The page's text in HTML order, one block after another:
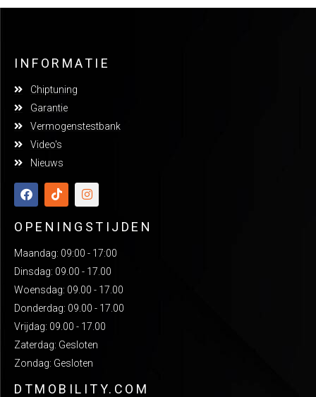
INFORMATIE
Chiptuning
Garantie
Vermogenstestbank
Video's
Nieuws
OPENINGSTIJDEN
Maandag: 09:00 - 17:00
Dinsdag: 09.00 - 17.00
Woensdag: 09.00 - 17.00
Donderdag: 09.00 - 17.00
Vrijdag: 09.00 - 17.00
Zaterdag: Gesloten
Zondag: Gesloten
DTMOBILITY.COM